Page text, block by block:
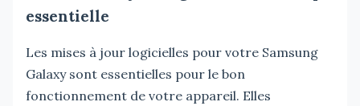
essentielle
Les mises à jour logicielles pour votre Samsung
Galaxy sont essentielles pour le bon
fonctionnement de votre appareil. Elles